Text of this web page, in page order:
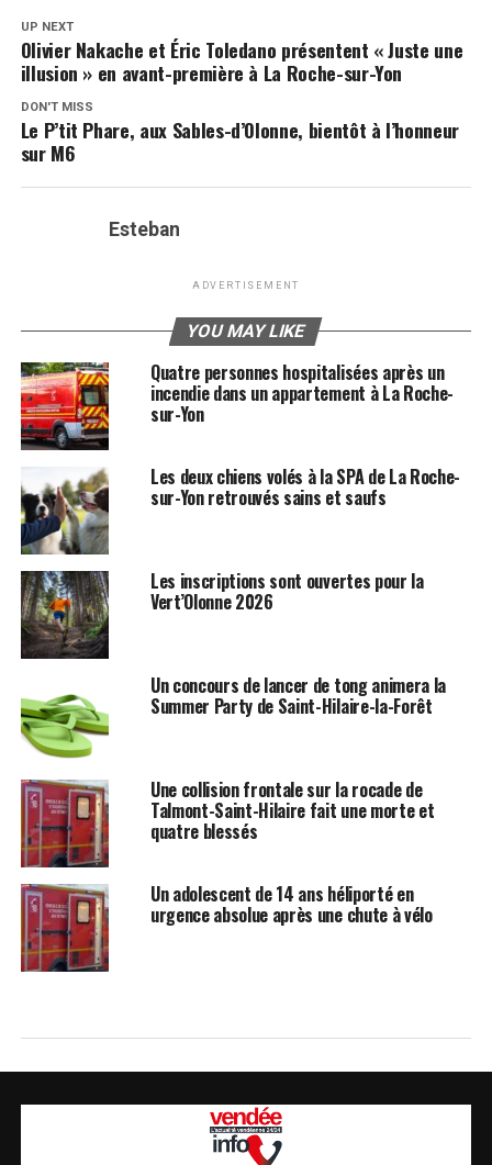
UP NEXT
Olivier Nakache et Éric Toledano présentent « Juste une
illusion » en avant-première à La Roche-sur-Yon
DON'T MISS
Le P’tit Phare, aux Sables-d’Olonne, bientôt à l’honneur
sur M6
Esteban
ADVERTISEMENT
YOU MAY LIKE
Quatre personnes hospitalisées après un
incendie dans un appartement à La Roche-
sur-Yon
Les deux chiens volés à la SPA de La Roche-
sur-Yon retrouvés sains et saufs
Les inscriptions sont ouvertes pour la
Vert’Olonne 2026
Un concours de lancer de tong animera la
Summer Party de Saint-Hilaire-la-Forêt
Une collision frontale sur la rocade de
Talmont-Saint-Hilaire fait une morte et
quatre blessés
Un adolescent de 14 ans héliporté en
urgence absolue après une chute à vélo